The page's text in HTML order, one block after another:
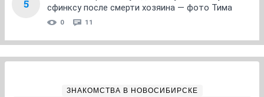
5
сфинксу после смерти хозяина — фото Тима
0 11
ЗНАКОМСТВА В НОВОСИБИРСКЕ